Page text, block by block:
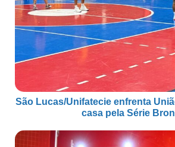
São Lucas/Unifatecie enfrenta
casa pela Série